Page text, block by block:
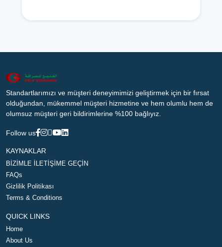
Standartlarımızı ve müşteri deneyimimizi geliştirmek için bir fırsat
olduğundan, mükemmel müşteri hizmetine ve hem olumlu hem de
olumsuz müşteri geri bildirimlerine %100 bağlıyız.
Follow us
KAYNAKLAR
BİZİMLE İLETİŞİME GEÇİN
FAQs
Gizlilik Politikası
Terms & Conditions
QUICK LINKS
Home
About Us